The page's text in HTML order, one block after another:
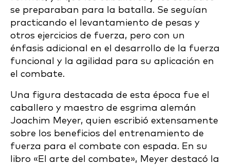
se preparaban para la batalla. Se seguían
practicando el levantamiento de pesas y
otros ejercicios de fuerza, pero con un
énfasis adicional en el desarrollo de la fuerza
funcional y la agilidad para su aplicación en
el combate.
Una figura destacada de esta época fue el
caballero y maestro de esgrima alemán
Joachim Meyer, quien escribió extensamente
sobre los beneficios del entrenamiento de
fuerza para el combate con espada. En su
libro «El arte del combate», Meyer destacó la